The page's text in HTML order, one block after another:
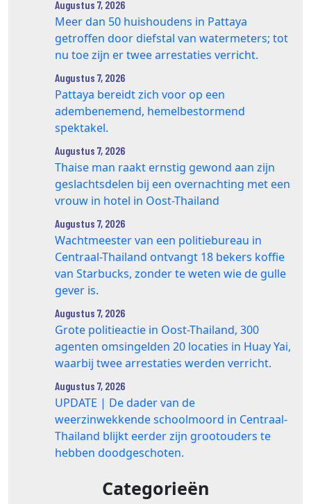
Augustus 7, 2026
Meer dan 50 huishoudens in Pattaya
getroffen door diefstal van watermeters; tot
nu toe zijn er twee arrestaties verricht.
Augustus 7, 2026
Pattaya bereidt zich voor op een
adembenemend, hemelbestormend
spektakel.
Augustus 7, 2026
Thaise man raakt ernstig gewond aan zijn
geslachtsdelen bij een overnachting met een
vrouw in hotel in Oost-Thailand
Augustus 7, 2026
Wachtmeester van een politiebureau in
Centraal-Thailand ontvangt 18 bekers koffie
van Starbucks, zonder te weten wie de gulle
gever is.
Augustus 7, 2026
Grote politieactie in Oost-Thailand, 300
agenten omsingelden 20 locaties in Huay Yai,
waarbij twee arrestaties werden verricht.
Augustus 7, 2026
UPDATE | De dader van de
weerzinwekkende schoolmoord in Centraal-
Thailand blijkt eerder zijn grootouders te
hebben doodgeschoten.
Categorieën